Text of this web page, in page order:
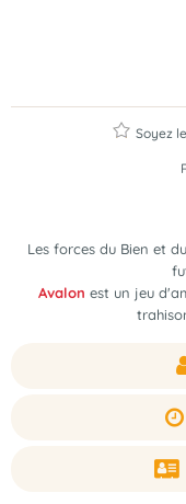
Soyez
Les forces du Bien et
Avalon est un jeu